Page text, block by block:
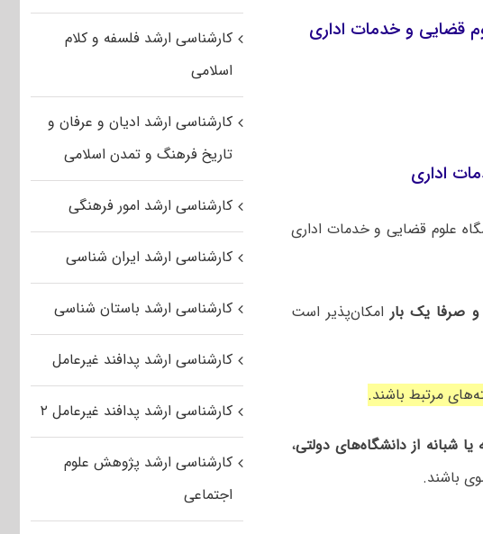
اداری
‌علوم قضایی و خدمات اداری
صرفا یک بار امکان‌پذیر است
مرتبط باشند.
یا شبانه از دانشگاه‌های دولتی،
باشند.
کارشناسی ارشد فلسفه و کلام
اسلامی
کارشناسی ارشد ادیان و عرفان و
تاریخ فرهنگ و تمدن اسلامی
کارشناسی ارشد امور فرهنگی
کارشناسی ارشد ایران شناسی
کارشناسی ارشد باستان شناسی
کارشناسی ارشد پدافند غیرعامل
کارشناسی ارشد پدافند غیرعامل ۲
کارشناسی ارشد پژوهش علوم
اجتماعی